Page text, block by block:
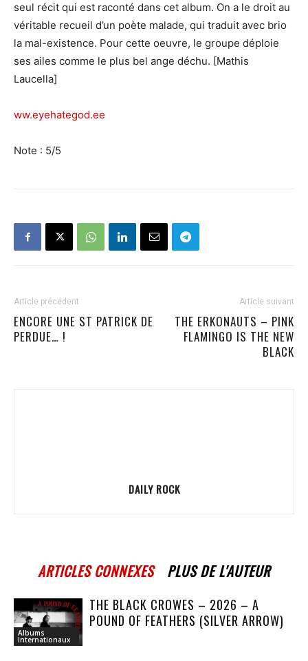
seul récit qui est raconté dans cet album. On a le droit au
véritable recueil d’un poète malade, qui traduit avec brio
la mal-existence. Pour cette oeuvre, le groupe déploie
ses ailes comme le plus bel ange déchu. [Mathis
Laucella]
ww.eyehategod.ee
Note : 5/5
Article précédent
ENCORE UNE ST PATRICK DE
PERDUE… !
Article suivant
THE ERKONAUTS – PINK
FLAMINGO IS THE NEW
BLACK
DAILY ROCK
ARTICLES CONNEXES PLUS DE L'AUTEUR
Albums
Internationaux
THE BLACK CROWES – 2026 – A
POUND OF FEATHERS (SILVER ARROW)